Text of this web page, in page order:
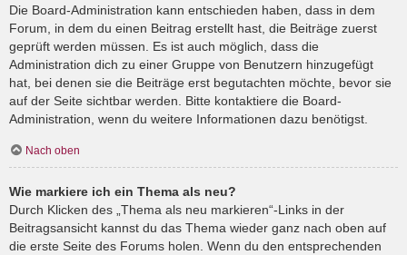
Die Board-Administration kann entschieden haben, dass in dem
Forum, in dem du einen Beitrag erstellt hast, die Beiträge zuerst
geprüft werden müssen. Es ist auch möglich, dass die
Administration dich zu einer Gruppe von Benutzern hinzugefügt
hat, bei denen sie die Beiträge erst begutachten möchte, bevor sie
auf der Seite sichtbar werden. Bitte kontaktiere die Board-
Administration, wenn du weitere Informationen dazu benötigst.
Nach oben
Wie markiere ich ein Thema als neu?
Durch Klicken des „Thema als neu markieren“-Links in der
Beitragsansicht kannst du das Thema wieder ganz nach oben auf
die erste Seite des Forums holen. Wenn du den entsprechenden